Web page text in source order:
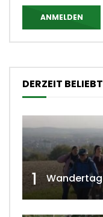
ANMELDEN
DERZEIT BELIEBT
1